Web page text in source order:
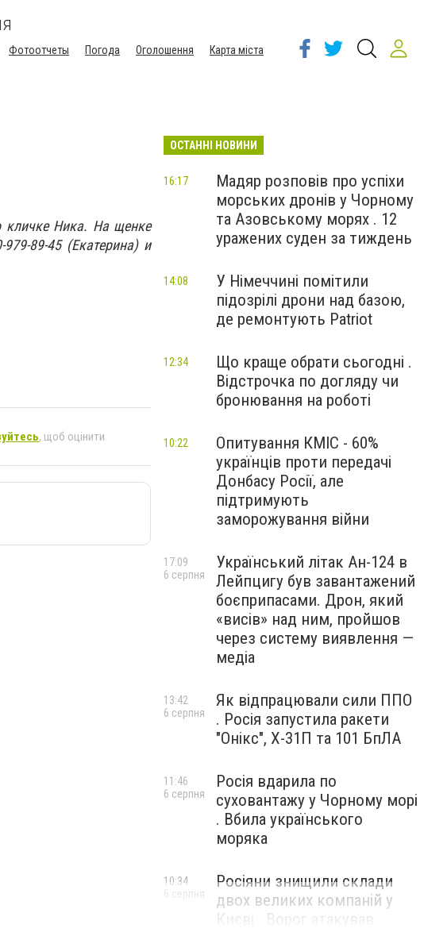
Фотоотчеты Погода Оголошення
Карта міста
кличке Ника. На щенке
89-45 (Екатерина) и
, щоб оцінити
ОСТАННІ НОВИНИ
Мадяр розповів про успіхи
морських дронів у Чорному
та Азовському морях . 12
уражених суден за тиждень
16:17
У Німеччині помітили
підозрілі дрони над базою,
де ремонтують Patriot
14:08
Що краще обрати сьогодні .
Відстрочка по догляду чи
бронювання на роботі
12:34
Опитування КМІС - 60%
українців проти передачі
Донбасу Росії, але
підтримують
заморожування війни
10:22
Український літак Ан-124 в
Лейпцигу був завантажений
боєприпасами. Дрон, який
«висів» над ним, пройшов
через систему виявлення —
медіа
17:09
6 серпня
Як відпрацювали сили ППО
. Росія запустила ракети
"Онікс", Х-31П та 101 БпЛА
13:42
6 серпня
Росія вдарила по
суховантажу у Чорному морі
. Вбила українського
моряка
11:46
6 серпня
Росіяни знищили склади
двох великих компаній у
Києві . Ворог атакував
10:34
6 серпня